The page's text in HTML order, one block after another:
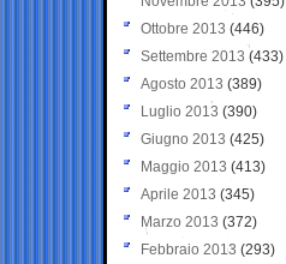
Ottobre 2013 (446)
Settembre 2013 (433)
Agosto 2013 (389)
Luglio 2013 (390)
Giugno 2013 (425)
Maggio 2013 (413)
Aprile 2013 (345)
Marzo 2013 (372)
Febbraio 2013 (293)